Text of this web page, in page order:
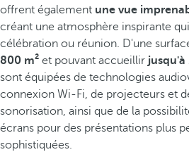
offrent également une vue
créant une atmosphère inspirante
célébration ou réunion. D'une
800 m² et pouvant accueillir jusqu'à
sont équipées de technologies
connexion Wi-Fi, de projecteurs et
sonorisation, ainsi que de la
écrans pour des présentations plus
sophistiquées.